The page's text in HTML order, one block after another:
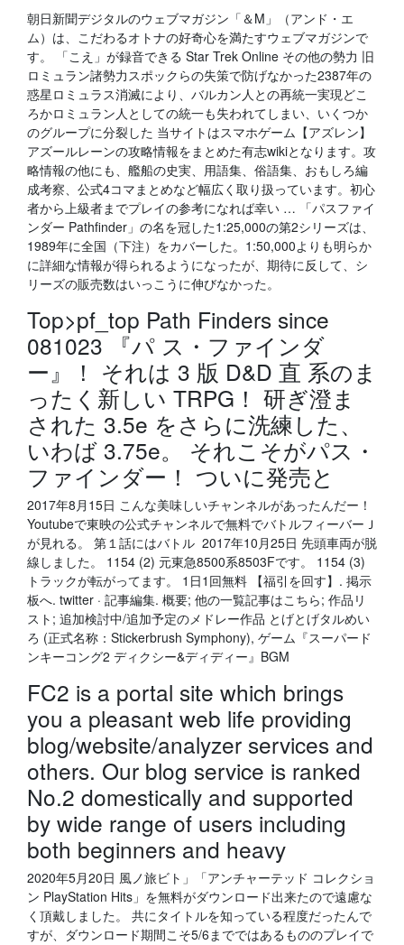
朝日新聞デジタルのウェブマガジン「＆M」（アンド・エ
ム）は、こだわるオトナの好奇心を満たすウェブマガジンで
す。 「こえ」が録音できる Star Trek Online その他の勢力 旧
ロミュラン諸勢力スポックらの失策で防げなかった2387年の
惑星ロミュラス消滅により、バルカン人との再統一実現どこ
ろかロミュラン人としての統一も失われてしまい、いくつか
のグループに分裂した 当サイトはスマホゲーム【アズレン】
アズールレーンの攻略情報をまとめた有志wikiとなります。攻
略情報の他にも、艦船の史実、用語集、俗語集、おもしろ編
成考察、公式4コマまとめなど幅広く取り扱っています。初心
者から上級者までプレイの参考になれば幸い … 「パスファイ
ンダー Pathfinder」の名を冠した1:25,000の第2シリーズは、
1989年に全国（下注）をカバーした。1:50,000よりも明らか
に詳細な情報が得られるようになったが、期待に反して、シ
リーズの販売数はいっこうに伸びなかった。
Top>pf_top Path Finders since
081023 『パ ス・ファインダ
ー』！ それは 3 版 D&D 直 系のま
ったく新しい TRPG！ 研ぎ澄ま
された 3.5e をさらに洗練した、
いわば 3.75e。 それこそがパス・
ファインダー！ ついに発売と
2017年8月15日 こんな美味しいチャンネルがあったんだー！
Youtubeで東映の公式チャンネルで無料でバトルフィーバーＪ
が見れる。 第１話にはバトル 2017年10月25日 先頭車両が脱
線しました。 1154 (2) 元東急8500系8503Fです。 1154 (3)
トラックが転がってます。 1日1回無料 【福引を回す】. 掲示
板へ. twitter · 記事編集. 概要; 他の一覧記事はこちら; 作品リ
スト; 追加検討中/追加予定のメドレー作品 とげとげタルめい
ろ (正式名称：Stickerbrush Symphony), ゲーム『スーパード
ンキーコング2 ディクシー&ディディー』BGM
FC2 is a portal site which brings
you a pleasant web life providing
blog/website/analyzer services and
others. Our blog service is ranked
No.2 domestically and supported
by wide range of users including
both beginners and heavy
2020年5月20日 風ノ旅ビト」「アンチャーテッド コレクショ
ン PlayStation Hits」を無料がダウンロード出来たので遠慮な
く頂戴しました。 共にタイトルを知っている程度だったんで
すが、ダウンロード期間こそ5/6までではあるもののプレイで